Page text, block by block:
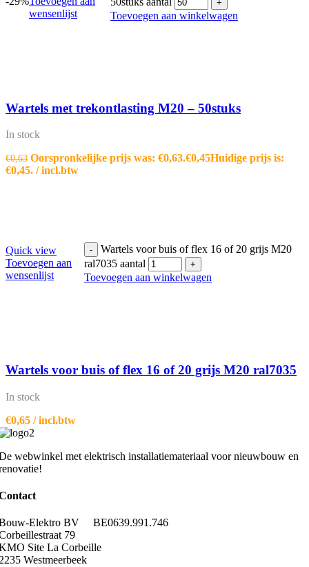
wensenlijst
+
Toevoegen aan winkelwagen
Wartels met trekontlasting M20 – 50stuks
In stock
€0,63 Oorspronkelijke prijs was: €0,63.€0,45Huidige prijs is:
€0,45. / incl.btw
Quick view
Toevoegen aan
wensenlijst
-
Wartels voor buis of flex 16 of 20 grijs M20
ral7035 aantal
+
Toevoegen aan winkelwagen
Wartels voor buis of flex 16 of 20 grijs M20 ral7035
In stock
€0,65 / incl.btw
webwinkel met elektrisch installatiemateriaal voor nieuwbouw en
Elektro BV BE0639.991.746
79
Site La Corbeille
Westmeerbeek